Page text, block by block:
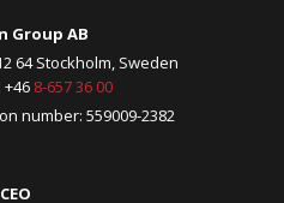
Group AB
64 Stockholm, Sweden
8-657 36 00
number: 559009-2382
CEO